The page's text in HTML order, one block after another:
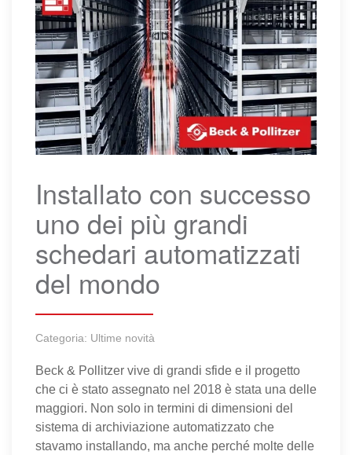
Installato con successo
uno dei più grandi
schedari automatizzati
del mondo
Categoria: Ultime novità
Beck & Pollitzer vive di grandi sfide e il progetto
che ci è stato assegnato nel 2018 è stata una delle
maggiori. Non solo in termini di dimensioni del
sistema di archiviazione automatizzato che
stavamo installando, ma anche perché molte delle